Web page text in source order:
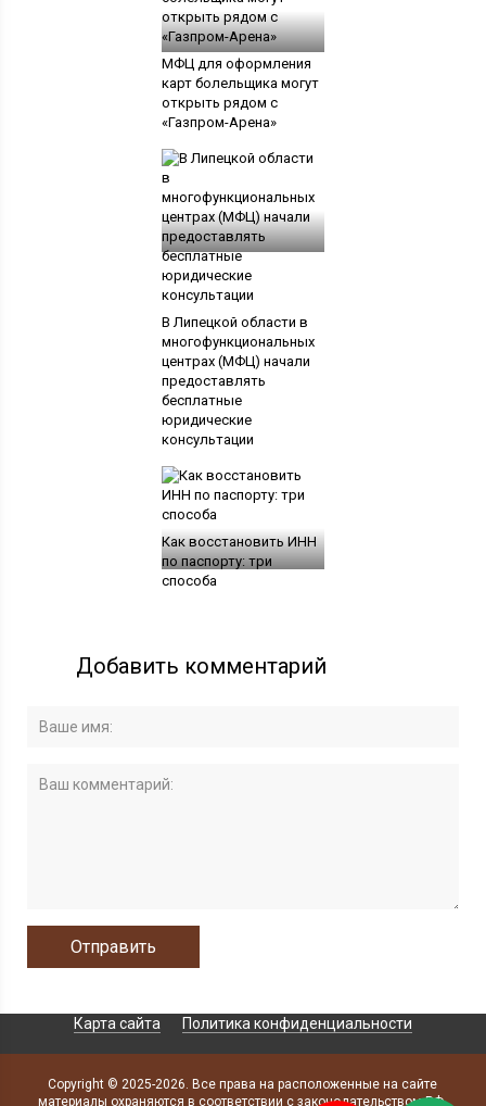
МФЦ для оформления
карт болельщика могут
открыть рядом с
«Газпром-Арена»
В Липецкой области в
многофункциональных
центрах (МФЦ) начали
предоставлять
бесплатные
юридические
консультации
Как восстановить ИНН
по паспорту: три
способа
Добавить комментарий
Карта сайта Политика конфиденциальности
Copyright © 2025-2026. Все права на расположенные на сайте
материалы охраняются в соответствии с законодательством РФ.